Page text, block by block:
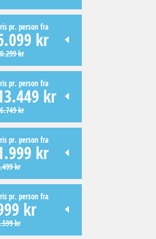
pr. person fra
kr
kr
pr. person fra
kr
kr
pr. person fra
kr
kr
pr. person fra
kr
kr